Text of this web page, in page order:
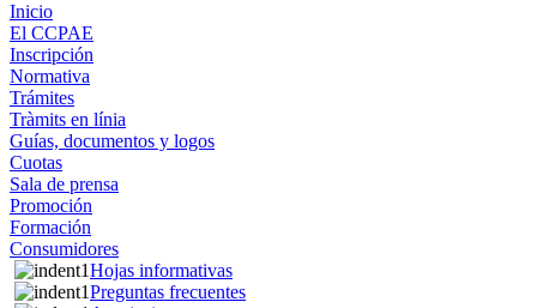
Inicio
El CCPAE
Inscripción
Normativa
Trámites
Tràmits en línia
Guías, documentos y logos
Cuotas
Sala de prensa
Promoción
Formación
Consumidores
Hojas informativas
Preguntas frecuentes